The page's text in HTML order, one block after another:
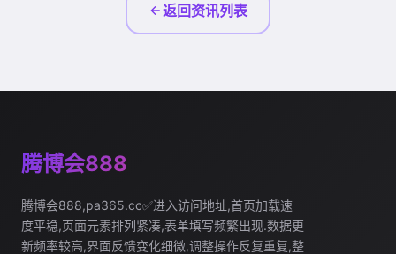
返回资讯列表
腾博会888
腾博会888,pa365.cc✅进入访问地址,首页加载速
度平稳,页面元素排列紧凑,表单填写频繁出现.数据更
新频率较高,界面反馈变化细微,调整操作反复重复,整